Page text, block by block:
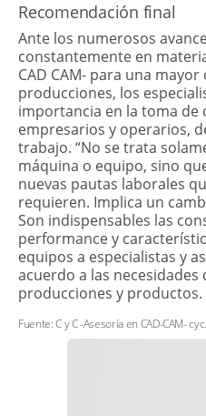
Recomendación final
Ante los numerosos
constantemente en
CAD CAM- para una
producciones, los
importancia en la toma de
empresarios y operarios,
trabajo. “No se trata
máquina o equipo, sino
nuevas pautas laborales
requieren. Implica un
Son indispensables las
performance y
equipos a especialistas y
acuerdo a las necesidades
producciones y productos.
Fuente: C y C -Asesoría en CAD-CAM-